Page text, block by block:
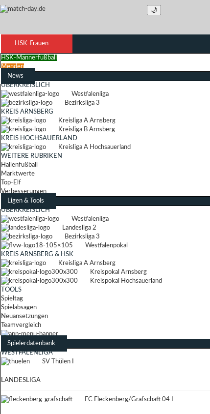
🌙
HSK-Frauen
HSK-Männerfußball
Menden
News
ÜBERKREISLICH
Westfalenliga
Bezirksliga 3
KREIS ARNSBERG
Kreisliga A Arnsberg
Kreisliga B Arnsberg
KREIS HOCHSAUERLAND
Kreisliga A Hochsauerland
WEITERE RUBRIKEN
Hallenfußball
Marktwerte
Top-Elf
Verbesserungen
Ligen & Tools
ÜBERKREISLICH
Westfalenliga
Landesliga 2
Bezirksliga 3
Westfalenpokal
KREIS ARNSBERG & HSK
Kreisliga A Arnsberg
Kreispokal Arnsberg
Kreispokal Hochsauerland
TOOLS
Spieltag
Spielabsagen
Neuansetzungen
Teamvergleich
Spielerdatenbank
WESTFALENLIGA
SV Thülen I
LANDESLIGA
FC Fleckenberg/Grafschaft 04 I